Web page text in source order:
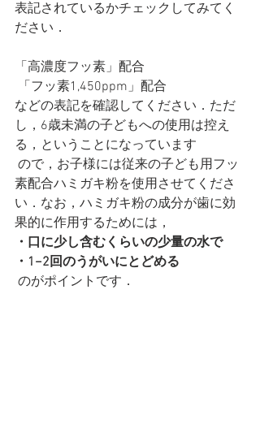
表記されているかチェックしてみてく
ださい．
「高濃度フッ素」配合
「フッ素1,450ppm」配合
などの表記を確認してください．ただ
し，6歳未満の子どもへの使用は控え
る，ということになっています
素配合ハミガキ粉を使用させてくださ
い．なお，ハミガキ粉の成分が歯に効
果的に作用するためには，
・口に少し含むくらいの少量の水で
・1−2回のうがいにとどめる
のがポイントです．